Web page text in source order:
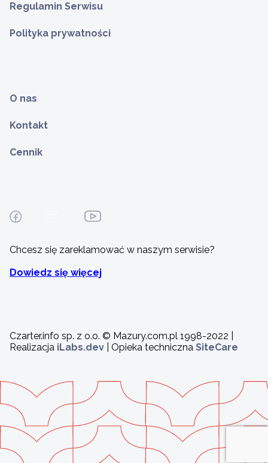
Regulamin Serwisu
Polityka prywatności
O nas
Kontakt
Cennik
Chcesz się zareklamować w naszym serwisie?
Dowiedz się więcej
Czarter.info sp. z o.o. © Mazury.com.pl 1998-2022 |
Realizacja iLabs.dev | Opieka techniczna SiteCare